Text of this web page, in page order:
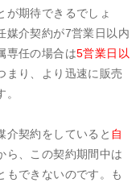
が期待できるでしょ
媒介契約が7営業日以内
専任の場合は5営業日以
まり、より迅速に販売
介契約をしていると 自
ら、この契約期間中は
もできないのです。も